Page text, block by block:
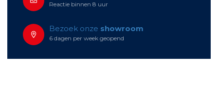
Reactie binnen 8 uur
Bezoek onze showroom
6 dagen per week geopend